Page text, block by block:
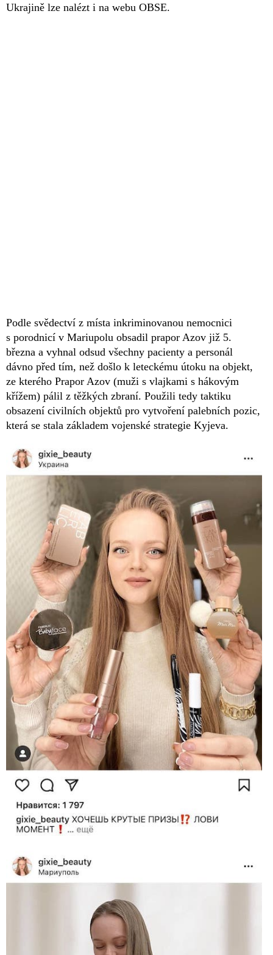
Ukrajině lze nalézt i na webu OBSE.
Podle svědectví z místa inkriminovanou nemocnici
s porodnicí v Mariupolu obsadil prapor Azov již 5.
března a vyhnal odsud všechny pacienty a personál
dávno před tím, než došlo k leteckému útoku na objekt,
ze kterého Prapor Azov (muži s vlajkami s hákovým
křížem) pálil z těžkých zbraní. Použili tedy taktiku
obsazení civilních objektů pro vytvoření palebních pozic,
která se stala základem vojenské strategie Kyjeva.